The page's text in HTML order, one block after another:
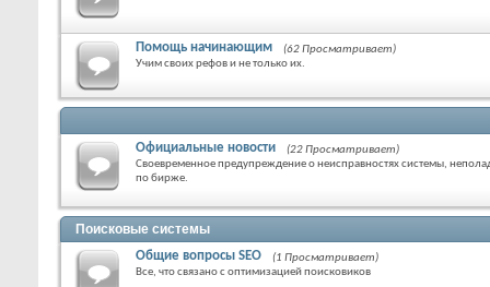
Помощь начинающим
(62 Просматривает)
Учим своих рефов и не только их.
Официальные новости
(22 Просматривает)
Своевременное предупреждение о неисправностях системы,
по бирже.
Поисковые системы
Общие вопросы SEO
(1 Просматривает)
Все, что связано с оптимизацией поисковиков